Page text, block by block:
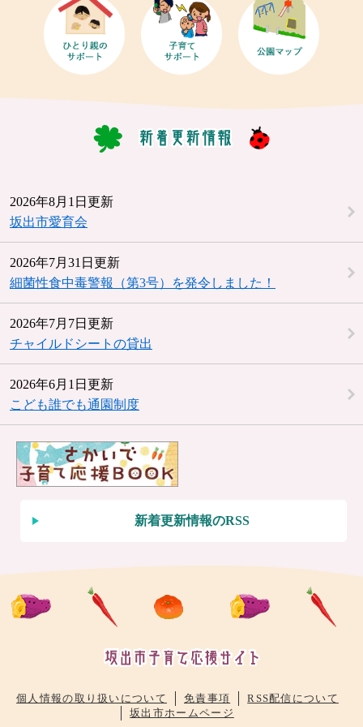
2026年8月1日更新
坂出市愛育会
2026年7月31日更新
細菌性食中毒警報（第3号）を発令しました！
2026年7月7日更新
チャイルドシートの貸出
2026年6月1日更新
こども誰でも通園制度
新着更新情報のRSS
個人情報の取り扱いについて 免責事項
RSS配信について
坂出市ホームページ